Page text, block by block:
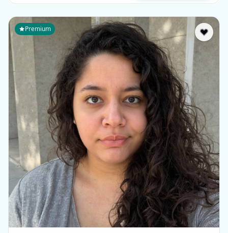
Premium